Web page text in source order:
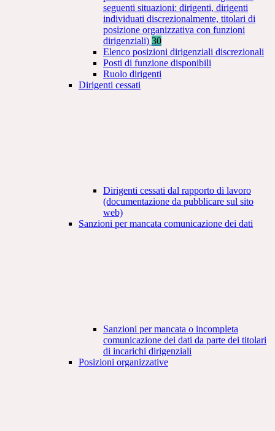
seguenti situazioni: dirigenti, dirigenti
individuati discrezionalmente, titolari di
posizione organizzativa con funzioni
dirigenziali) 30
Elenco posizioni dirigenziali discrezionali
Posti di funzione disponibili
Ruolo dirigenti
Dirigenti cessati
Dirigenti cessati dal rapporto di lavoro
(documentazione da pubblicare sul sito
web)
Sanzioni per mancata comunicazione dei dati
Sanzioni per mancata o incompleta
comunicazione dei dati da parte dei titolari
di incarichi dirigenziali
Posizioni organizzative